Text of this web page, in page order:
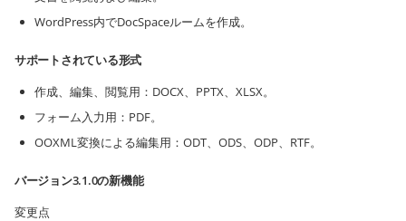
WordPress内でDocSpaceルームを作成。
サポートされている形式
作成、編集、閲覧用：DOCX、PPTX、XLSX。
フォーム入力用：PDF。
OOXML変換による編集用：ODT、ODS、ODP、RTF。
バージョン3.1.0の新機能
変更点